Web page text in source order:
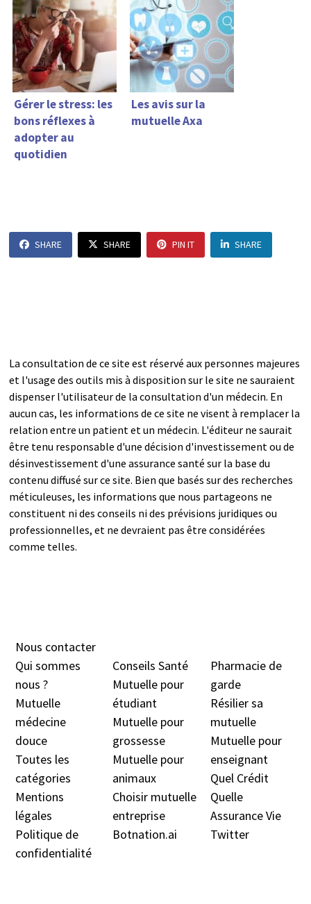
Gérer le stress: les
bons réflexes à
adopter au
quotidien
Les avis sur la
mutuelle Axa
SHARE SHARE PIN IT SHARE
La consultation de ce site est réservé aux personnes majeures
et l'usage des outils mis à disposition sur le site ne sauraient
dispenser l'utilisateur de la consultation d'un médecin. En
aucun cas, les informations de ce site ne visent à remplacer la
relation entre un patient et un médecin. L'éditeur ne saurait
être tenu responsable d'une décision d'investissement ou de
désinvestissement d'une assurance santé sur la base du
contenu diffusé sur ce site. Bien que basés sur des recherches
méticuleuses, les informations que nous partageons ne
constituent ni des conseils ni des prévisions juridiques ou
professionnelles, et ne devraient pas être considérées
comme telles.
Nous contacter
Qui sommes
nous ?
Mutuelle
médecine
douce
Toutes les
catégories
Mentions
légales
Politique de
confidentialité
Conseils Santé
Mutuelle pour
étudiant
Mutuelle pour
grossesse
Mutuelle pour
animaux
Choisir mutuelle
entreprise
Botnation.ai
Pharmacie de
garde
Résilier sa
mutuelle
Mutuelle pour
enseignant
Quel Crédit
Quelle
Assurance Vie
Twitter